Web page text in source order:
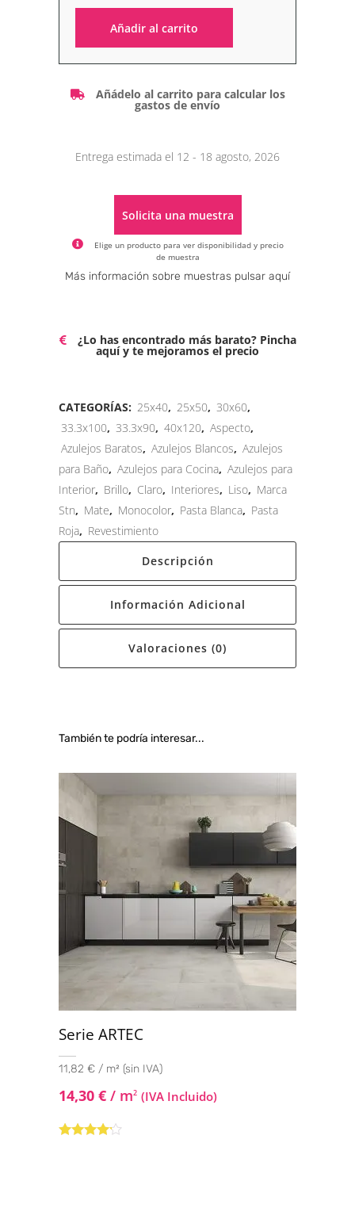
Añadir al carrito
Añádelo al carrito para calcular los
gastos de envío
Entrega estimada el 12 - 18 agosto, 2026
Solicita una muestra
Elige un producto para ver disponibilidad y precio
de muestra
Alternative:
Más información sobre muestras pulsar aquí
¿Lo has encontrado más barato? Pincha
aquí y te mejoramos el precio
CATEGORÍAS: 25x40, 25x50, 30x60,
33.3x100, 33.3x90, 40x120, Aspecto,
Azulejos Baratos, Azulejos Blancos, Azulejos
para Baño, Azulejos para Cocina, Azulejos para
Interior, Brillo, Claro, Interiores, Liso, Marca
Stn, Mate, Monocolor, Pasta Blanca, Pasta
Roja, Revestimiento
Descripción
Información Adicional
Valoraciones (0)
También te podría interesar...
Serie ARTEC
11,82 € / m² (sin IVA)
14,30 € / m2 (IVA Incluido)